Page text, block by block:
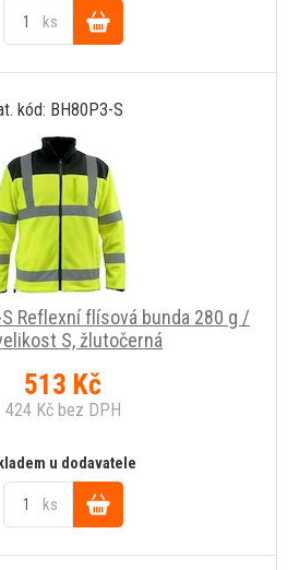
ks
Do
košíku
kód: BH80P3-S
S Reflexní flísová bunda 280 g /
S, žlutočerná
513 Kč
424 Kčbez DPH
u dodavatele
ks
Do